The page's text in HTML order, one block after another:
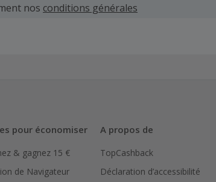
nos conditions générales
pour économiser
& gagnez 15 €
de Navigateur
A propos de
TopCashback
Déclaration d’accessibilité